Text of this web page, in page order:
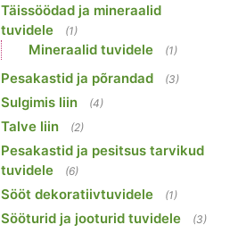
Täissöödad ja mineraalid
tuvidele
(1)
Mineraalid tuvidele (1)
Pesakastid ja põrandad (3)
Sulgimis liin (4)
Talve liin (2)
Pesakastid ja pesitsus tarvikud
tuvidele
(6)
Sööt dekoratiivtuvidele (1)
Sööturid ja jooturid tuvidele (3)